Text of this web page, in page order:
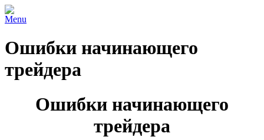
Menu
Ошибки начинающего
трейдера
Ошибки начинающего
трейдера